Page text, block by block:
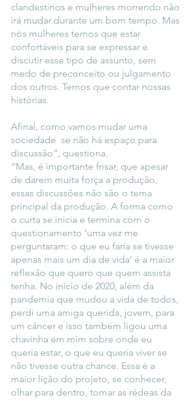
clandestinos e mulheres morrendo não
irá mudar durante um bom tempo. Mas
nós mulheres temos que estar
confortáveis para se expressar e
discutir esse tipo de assunto, sem
medo de preconceito ou julgamento
dos outros. Temos que contar nossas
histórias.
Afinal, como vamos mudar uma
sociedade  se não há espaço para
discussão”, questiona.
“Mas, é importante frisar, que apesar
de darem muita força a produção,
essas discussões não são o tema
principal da produção. A forma como
o curta se inicia e termina com o
questionamento ‘uma vez me
perguntaram: o que eu faria se tivesse
apenas mais um dia de vida’ é a maior
reflexão que quero que quem assista
tenha. No início de 2020, além da
pandemia que mudou a vida de todos,
perdi uma amiga querida, jovem, para
um câncer e isso também ligou uma
chavinha em mim sobre onde eu
queria estar, o que eu queria viver se
não tivesse outra chance. Essa é a
maior lição do projeto, se conhecer,
olhar para dentro, tomar as rédeas da